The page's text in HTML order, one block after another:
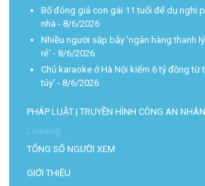
Bố đóng giả con gái 11 tuổi để dụ nghi
nhà - 8/6/2026
Nhiều người sập bẫy 'ngân hàng thanh
rẻ' - 8/6/2026
Chủ karaoke ở Hà Nội kiếm 6 tỷ đồng từ
túy' - 8/6/2026
PHÁP LUẬT | TRUYỀN HÌNH CÔNG AN
Loading...
TỔNG SỐ NGƯỜI XEM
GIỚI THIỆU